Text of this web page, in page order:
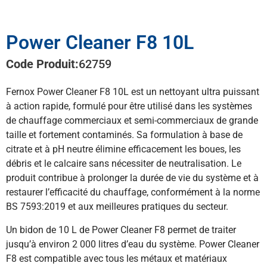
Power Cleaner F8 10L
Code Produit:62759
Fernox Power Cleaner F8 10L est un nettoyant ultra puissant
à action rapide, formulé pour être utilisé dans les systèmes
de chauffage commerciaux et semi-commerciaux de grande
taille et fortement contaminés. Sa formulation à base de
citrate et à pH neutre élimine efficacement les boues, les
débris et le calcaire sans nécessiter de neutralisation. Le
produit contribue à prolonger la durée de vie du système et à
restaurer l’efficacité du chauffage, conformément à la norme
BS 7593:2019 et aux meilleures pratiques du secteur.
Un bidon de 10 L de Power Cleaner F8 permet de traiter
jusqu’à environ 2 000 litres d’eau du système. Power Cleaner
F8 est compatible avec tous les métaux et matériaux